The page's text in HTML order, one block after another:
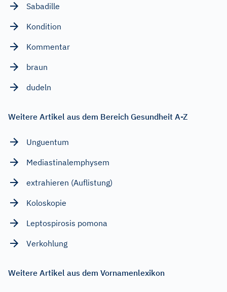
Sabadille
Kondition
Kommentar
braun
dudeln
Weitere Artikel aus dem Bereich Gesundheit A-Z
Unguentum
Mediastinalemphysem
extrahieren (Auflistung)
Koloskopie
Leptospirosis pomona
Verkohlung
Weitere Artikel aus dem Vornamenlexikon